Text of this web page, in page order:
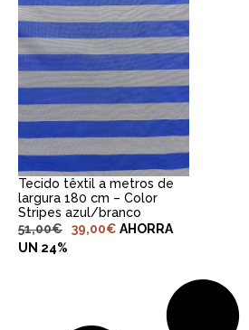
ADICIONAR AO
CARRINHO
Tecido têxtil a metros de
largura 180 cm – Color
Stripes azul/branco
51,00€ 39,00€ AHORRA
UN 24%